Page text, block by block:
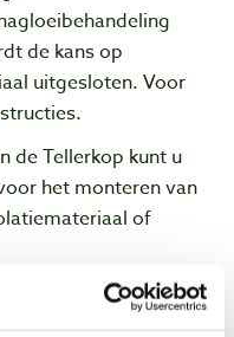
de kans op
uitgesloten. Voor
de Tellerkop kunt u
het monteren van
of